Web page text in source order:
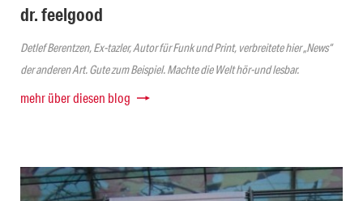
dr. feelgood
Detlef Berentzen, Ex-tazler, Autor für Funk und Print, verbreitete hier „News“
der anderen Art. Gute zum Beispiel. Machte die Welt hör-und lesbar.
mehr über diesen blog